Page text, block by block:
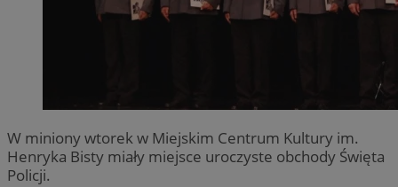
W miniony wtorek w Miejskim Centrum Kultury im.
Henryka Bisty miały miejsce uroczyste obchody Święta
Policji.